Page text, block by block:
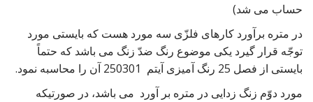
حساب می شد)
در متره برآورد کارهای فلزّی سه مورد هست که بایستی مورد
توجّه قرار گیرد یکی موضوع رنگ ضدّ زنگ می باشد که حتماً
بایستی از فصل 25 رنگ آمیزی آیتم 250301 آن را محاسبه نمود.
مورد دوّم زنگ زدایی در متره بر آورد می باشد، در صورتیکه